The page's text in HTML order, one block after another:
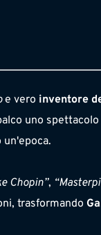
e vero inventore
uno
un'epoca.
Chopin”,
trasformando